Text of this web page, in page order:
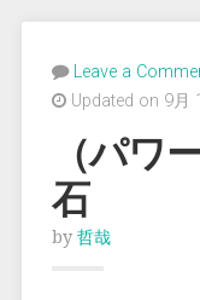
Leave a
Updated on 9月
（パワ
石
by 哲哉